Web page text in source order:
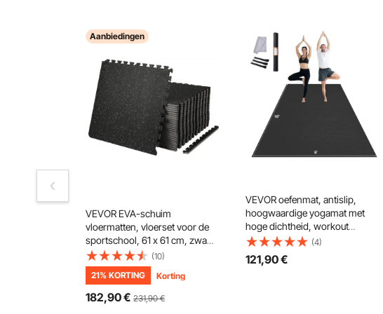
Aanbiedingen
VEVOR EVA-schuim
vloermatten, vloerset voor de
sportschool, 61 x 61 cm, zwart,
25-delige antislip in elkaar
grijpende puzzeltegels,
beschermende vloerset voor
thuis, training en garage
(10)
21% KORTING Korting
182,90€ 231,90 €
VEVOR oefenmat, antislip,
hoogwaardige yogamat met
hoge dichtheid, workout
yogamat voor mannen en
vrouwen, fitness- en oefenmat
met tas en draagriem, voor alle
(4)
121,90€